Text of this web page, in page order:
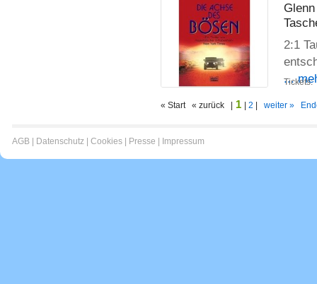
2:1
...
Tickets:
« Start « zurück | 1 2 weiter »
AGB Datenschutz Cookies Presse Impressum